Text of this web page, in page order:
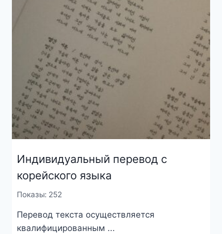
Индивидуальный перевод с
корейского языка
Показы: 252
Перевод текста осуществляется
квалифицированным ...